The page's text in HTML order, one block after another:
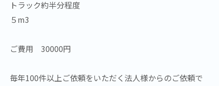
トラック約半分程度
５m3
ご費用 30000円
毎年100件以上ご依頼をいただく法人様からのご依頼で